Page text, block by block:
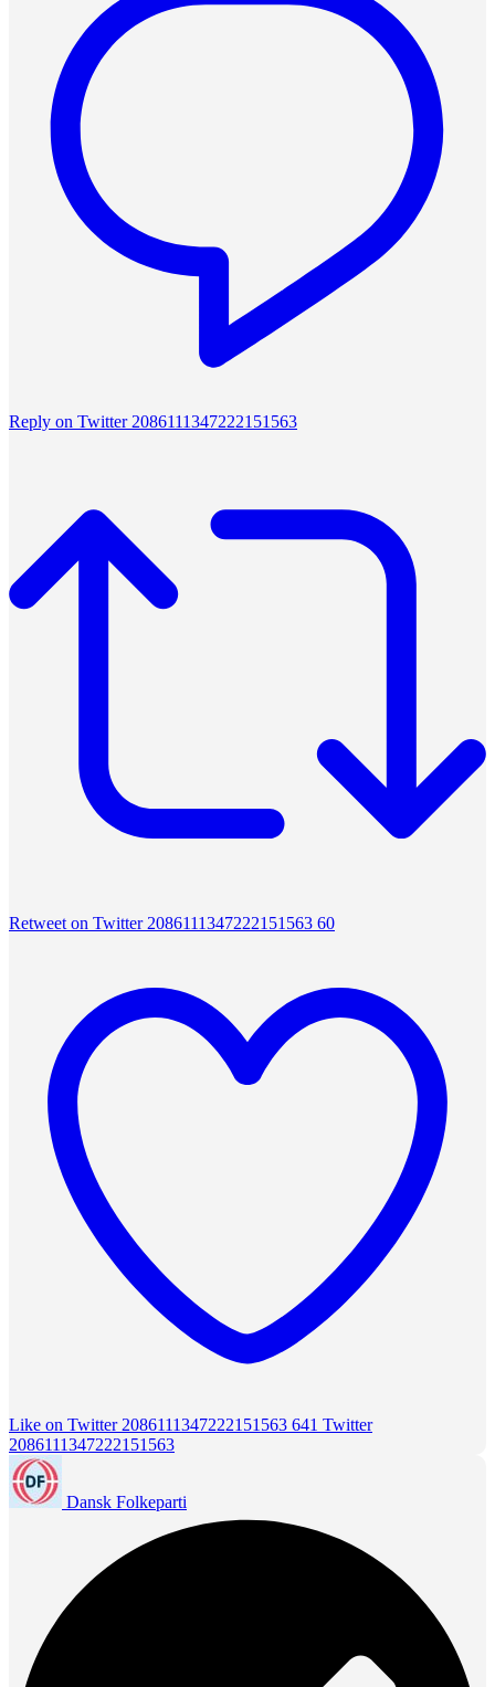
Reply on Twitter 2086111347222151563
Retweet on Twitter 2086111347222151563 60
Like on Twitter 2086111347222151563 641 Twitter
2086111347222151563
Dansk Folkeparti